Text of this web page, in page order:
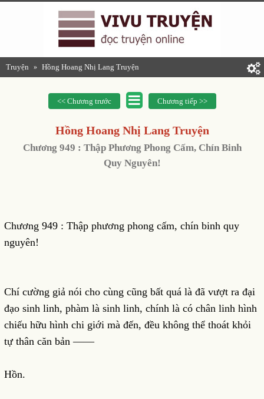
Truyện » Hồng Hoang Nhị Lang Truyện
<< Chương trước Chương tiếp >>
Hồng Hoang Nhị Lang Truyện
Chương 949 : Thập Phương Phong Cấm, Chín Binh
Quy Nguyên!
Chương 949 : Thập phương phong cấm, chín binh quy
nguyên!
Chí cường giả nói cho cùng cũng bất quá là đã vượt ra đại
đạo sinh linh, phàm là sinh linh, chính là có chân linh hình
chiếu hữu hình chi giới mà đến, đều không thể thoát khỏi
tự thân căn bản ——
Hồn.